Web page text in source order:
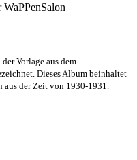
Vorlage aus dem
Dieses Album beinhaltet
der Zeit von 1930-1931.